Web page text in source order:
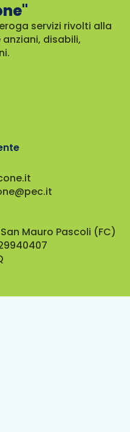
servizi rivolti alla
disabili,
Mauro Pascoli (FC)